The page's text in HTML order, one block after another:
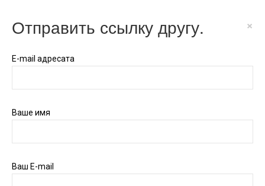
Отправить ссылку другу. ×
E-mail адресата
Ваше имя
Ваш E-mail